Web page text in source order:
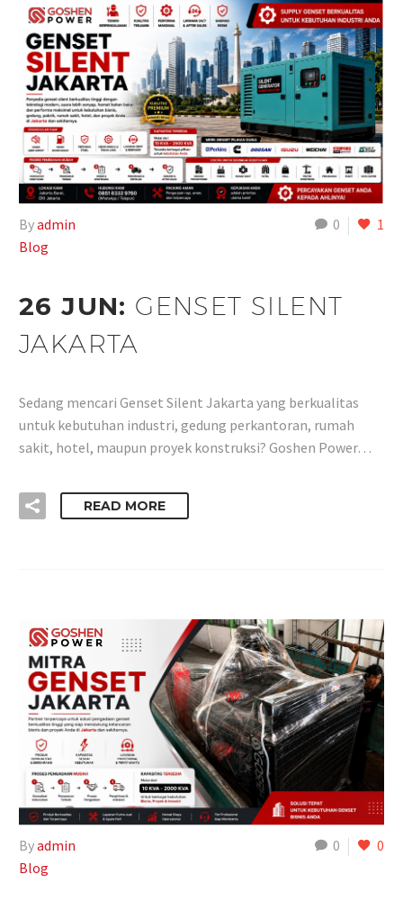
0 1
Byadmin
Blog
26 JUN: GENSET SILENT
JAKARTA
Sedang mencari Genset Silent Jakarta yang berkualitas
untuk kebutuhan industri, gedung perkantoran, rumah
sakit, hotel, maupun proyek konstruksi? Goshen Power…
READ MORE
0 0
Byadmin
Blog